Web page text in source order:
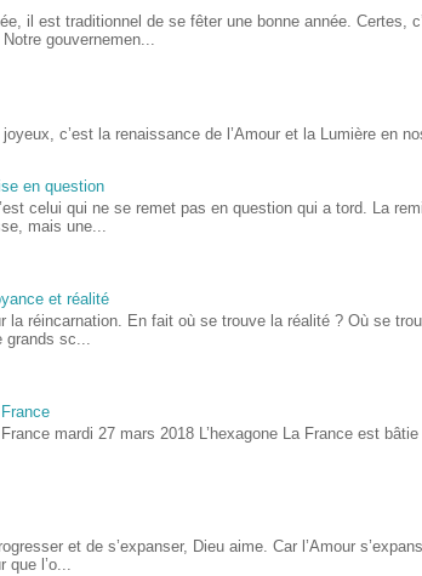
il est traditionnel de se fêter une bonne année. Certes,
gouvernemen...
c’est la renaissance de l’Amour et la Lumière en
en question
celui qui ne se remet pas en question qui a tord. La
mais une...
et réalité
la réincarnation. En fait où se trouve la réalité ? Où se
sc...
mardi 27 mars 2018 L’hexagone La France est
et de s’expanser, Dieu aime. Car l’Amour
l’o...